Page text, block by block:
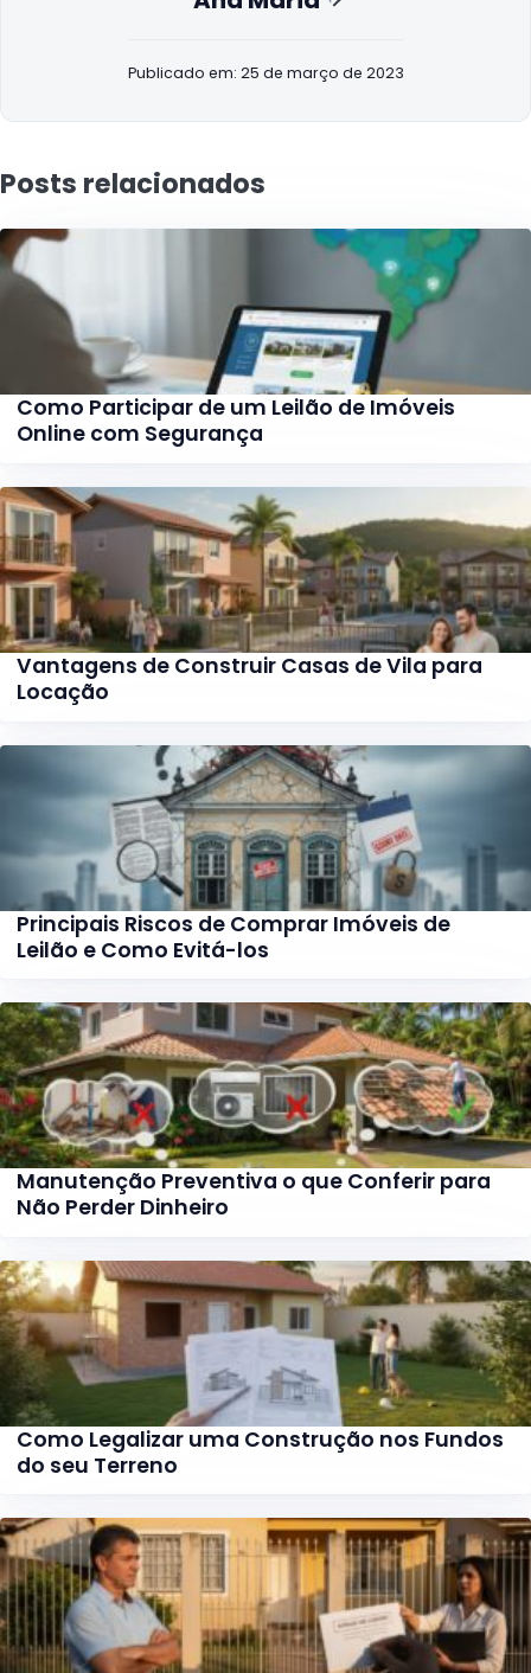
Publicado em: 25 de março de 2023
Posts relacionados
Como Participar de um Leilão de Imóveis
Online com Segurança
Vantagens de Construir Casas de Vila para
Locação
Principais Riscos de Comprar Imóveis de
Leilão e Como Evitá-los
Manutenção Preventiva o que Conferir para
Não Perder Dinheiro
Como Legalizar uma Construção nos Fundos
do seu Terreno